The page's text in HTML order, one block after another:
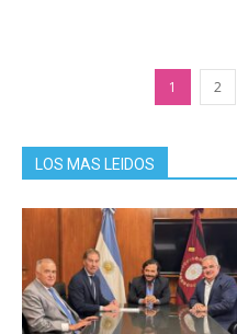
1 2
LOS MAS LEIDOS